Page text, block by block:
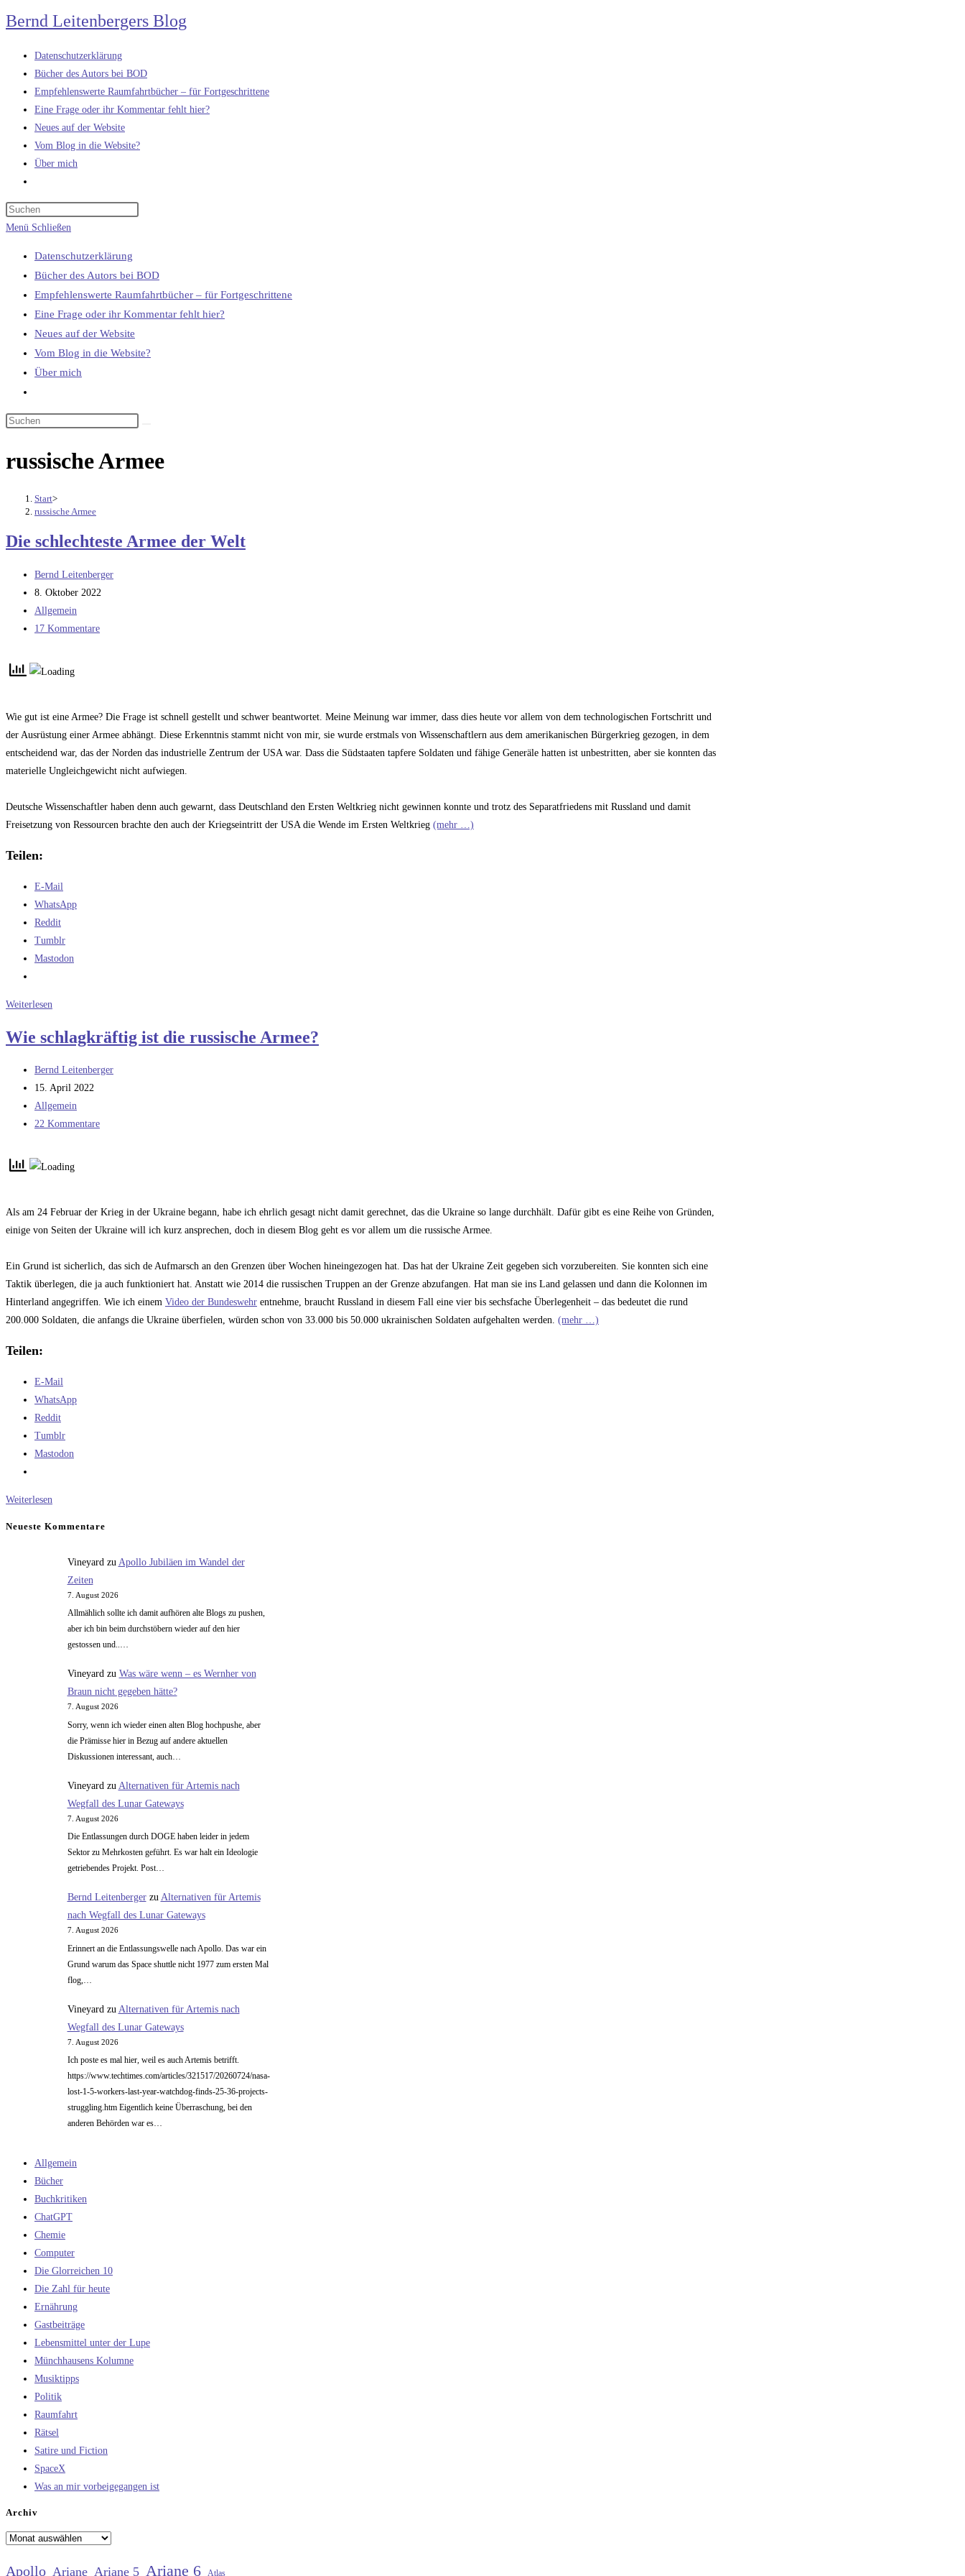
Zum
Inhalt
springen
Bernd Leitenbergers Blog
Datenschutzerklärung
Bücher des Autors bei BOD
Empfehlenswerte Raumfahrtbücher – für Fortgeschrittene
Eine Frage oder ihr Kommentar fehlt hier?
Neues auf der Website
Vom Blog in die Website?
Über mich
umschalten
Menü Schließen
Datenschutzerklärung
Bücher des Autors bei BOD
Empfehlenswerte Raumfahrtbücher – für Fortgeschrittene
Eine Frage oder ihr Kommentar fehlt hier?
Neues auf der Website
Vom Blog in die Website?
Über mich
umschalten
russische Armee
Start>
russische Armee
Die schlechteste Armee der Welt
Beitrags-
Autor:
Bernd Leitenberger
Beitrag
veröffentlicht:
8. Oktober 2022
Beitrags-
Kategorie:
Allgemein
Beitrags-
17 Kommentare
Wie gut ist eine Armee? Die Frage ist schnell gestellt und schwer beantwortet. Meine Meinung war immer, dass dies heute vor allem von dem technologischen Fortschritt und
der Ausrüstung einer Armee abhängt. Diese Erkenntnis stammt nicht von mir, sie wurde erstmals von Wissenschaftlern aus dem amerikanischen Bürgerkrieg gezogen, in dem
entscheidend war, das der Norden das industrielle Zentrum der USA war. Dass die Südstaaten tapfere Soldaten und fähige Generäle hatten ist unbestritten, aber sie konnten das
materielle Ungleichgewicht nicht aufwiegen.
Deutsche Wissenschaftler haben denn auch gewarnt, dass Deutschland den Ersten Weltkrieg nicht gewinnen konnte und trotz des Separatfriedens mit Russland und damit
Freisetzung von Ressourcen brachte den auch der Kriegseintritt der USA die Wende im Ersten Weltkrieg (mehr …)
Teilen:
E-Mail
WhatsApp
Reddit
Tumblr
Mastodon
Weiterlesen
Armee
Welt
Wie schlagkräftig ist die russische Armee?
Beitrags-
Autor:
Bernd Leitenberger
Beitrag
veröffentlicht:
15. April 2022
Beitrags-
Kategorie:
Allgemein
Beitrags-
22 Kommentare
Als am 24 Februar der Krieg in der Ukraine begann, habe ich ehrlich gesagt nicht damit gerechnet, das die Ukraine so lange durchhält. Dafür gibt es eine Reihe von Gründen,
einige von Seiten der Ukraine will ich kurz ansprechen, doch in diesem Blog geht es vor allem um die russische Armee.
Ein Grund ist sicherlich, das sich de Aufmarsch an den Grenzen über Wochen hineingezogen hat. Das hat der Ukraine Zeit gegeben sich vorzubereiten. Sie konnten sich eine
Taktik überlegen, die ja auch funktioniert hat. Anstatt wie 2014 die russischen Truppen an der Grenze abzufangen. Hat man sie ins Land gelassen und dann die Kolonnen im
Hinterland angegriffen. Wie ich einem Video der Bundeswehr entnehme, braucht Russland in diesem Fall eine vier bis sechsfache Überlegenheit – das bedeutet die rund
200.000 Soldaten, die anfangs die Ukraine überfielen, würden schon von 33.000 bis 50.000 ukrainischen Soldaten aufgehalten werden. (mehr …)
Teilen:
E-Mail
WhatsApp
Reddit
Tumblr
Mastodon
Weiterlesen
russische
Neueste Kommentare
Vineyard zu Apollo Jubiläen im Wandel der
Zeiten
7. August 2026
Allmählich sollte ich damit aufhören alte Blogs zu pushen,
aber ich bin beim durchstöbern wieder auf den hier
gestossen und..…
Vineyardzu Was wäre wenn – es Wernher von
Braun nicht gegeben hätte?
7. August 2026
Sorry, wenn ich wieder einen alten Blog hochpushe, aber
die Prämisse hier in Bezug auf andere aktuellen
Diskussionen interessant, auch…
Vineyard zu Alternativen für Artemis nach
Wegfall des Lunar Gateways
7. August 2026
Die Entlassungen durch DOGE haben leider in jedem
Sektor zu Mehrkosten geführt. Es war halt ein Ideologie
getriebendes Projekt. Post…
Bernd Leitenbergerzu Alternativen für Artemis
nach Wegfall des Lunar Gateways
7. August 2026
Erinnert an die Entlassungswelle nach Apollo. Das war ein
Grund warum das Space shuttle nicht 1977 zum ersten Mal
flog,…
Vineyardzu Alternativen für Artemis nach
Wegfall des Lunar Gateways
7. August 2026
Ich poste es mal hier, weil es auch Artemis betrifft.
https://www.techtimes.com/articles/321517/20260724/nasa-
lost-1-5-workers-last-year-watchdog-finds-25-36-projects-
struggling.htm Eigentlich keine Überraschung, bei den
anderen Behörden war es…
Allgemein
Bücher
Buchkritiken
ChatGPT
Chemie
Computer
Die Glorreichen 10
Die Zahl für heute
Ernährung
Gastbeiträge
Lebensmittel unter der Lupe
Münchhausens Kolumne
Musiktipps
Politik
Raumfahrt
Rätsel
Satire und Fiction
SpaceX
Was an mir vorbeigegangen ist
Archiv
Archiv
Apollo Ariane Ariane 5 Ariane 6 Atlas